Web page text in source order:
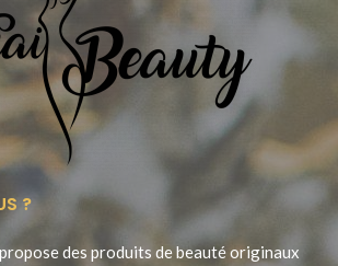
?
des produits de beauté originaux